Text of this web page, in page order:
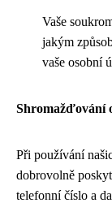
Vaše
jakým
vaše osobní
Shromažďování
Při používání
dobrovolně
telefonní číslo a